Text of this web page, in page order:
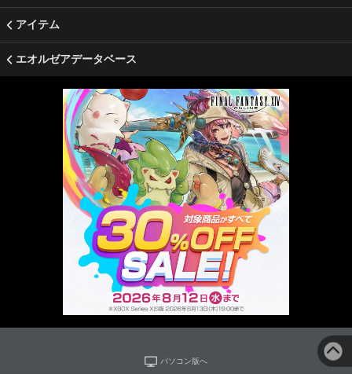
アイテム
エオルゼアデータベース
パソコン版へ